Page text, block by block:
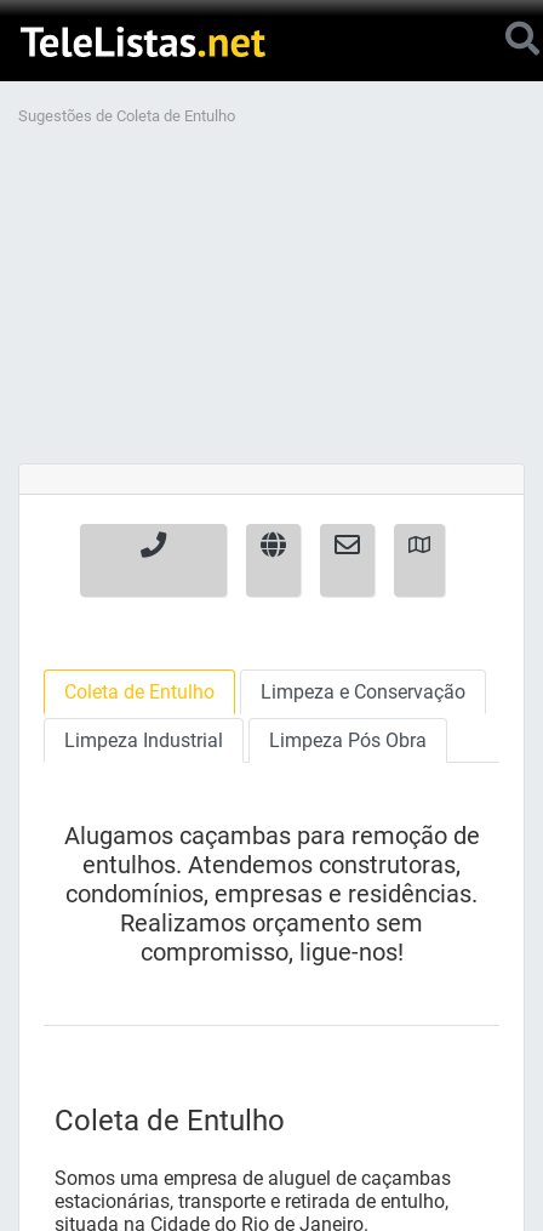
Sugestões de Coleta de Entulho
Coleta de Entulho Limpeza e Conservação
Limpeza Industrial Limpeza Pós Obra
Alugamos caçambas para remoção de
entulhos. Atendemos construtoras,
condomínios, empresas e residências.
Realizamos orçamento sem
compromisso, ligue-nos!
Coleta de Entulho
Somos uma empresa de aluguel de caçambas
estacionárias, transporte e retirada de entulho,
situada na Cidade do Rio de Janeiro.